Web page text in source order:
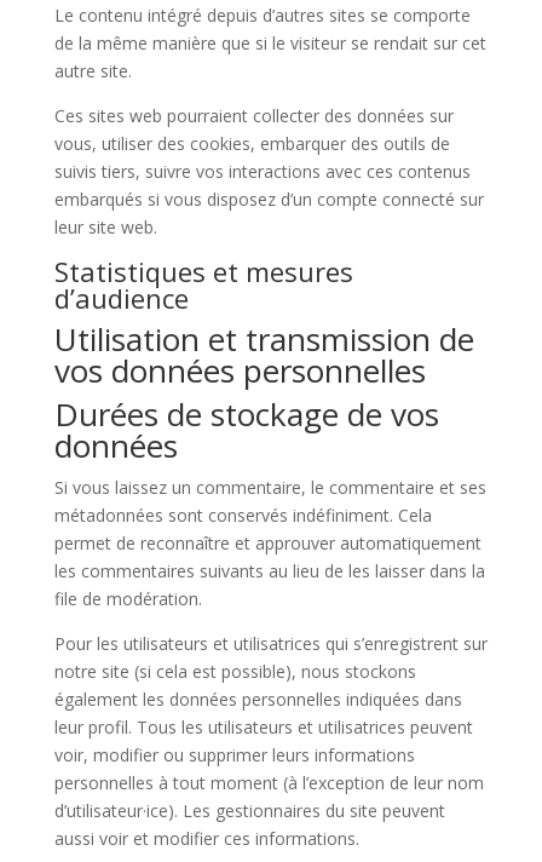
Le contenu intégré depuis d’autres sites se comporte
de la même manière que si le visiteur se rendait sur cet
autre site.
Ces sites web pourraient collecter des données sur
vous, utiliser des cookies, embarquer des outils de
suivis tiers, suivre vos interactions avec ces contenus
embarqués si vous disposez d’un compte connecté sur
leur site web.
Statistiques et mesures
d’audience
Utilisation et transmission de
vos données personnelles
Durées de stockage de vos
données
Si vous laissez un commentaire, le commentaire et ses
métadonnées sont conservés indéfiniment. Cela
permet de reconnaître et approuver automatiquement
les commentaires suivants au lieu de les laisser dans la
file de modération.
Pour les utilisateurs et utilisatrices qui s’enregistrent sur
notre site (si cela est possible), nous stockons
également les données personnelles indiquées dans
leur profil. Tous les utilisateurs et utilisatrices peuvent
voir, modifier ou supprimer leurs informations
personnelles à tout moment (à l’exception de leur nom
d’utilisateur·ice). Les gestionnaires du site peuvent
aussi voir et modifier ces informations.